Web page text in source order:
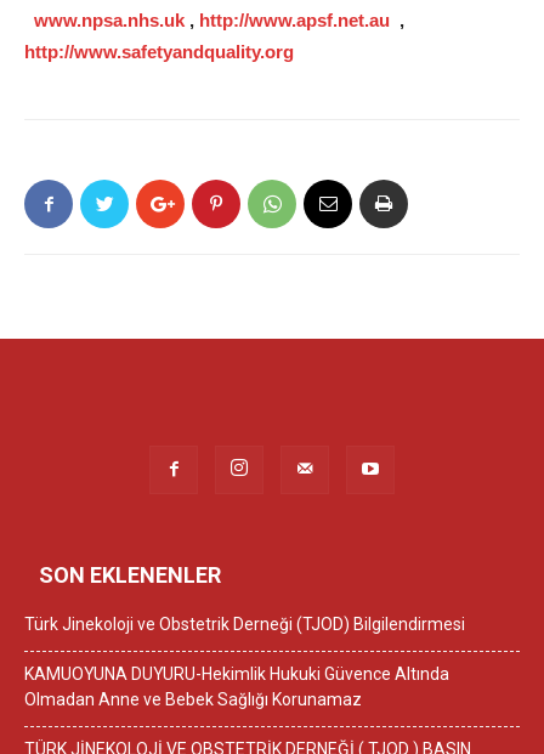
www.npsa.nhs.uk , http://www.apsf.net.au ,
http://www.safetyandquality.org
SON EKLENENLER
Türk Jinekoloji ve Obstetrik Derneği (TJOD) Bilgilendirmesi
KAMUOYUNA DUYURU-Hekimlik Hukuki Güvence Altında
Olmadan Anne ve Bebek Sağlığı Korunamaz
TÜRK JİNEKOLOJİ VE OBSTETRİK DERNEĞİ ( TJOD ) BASIN